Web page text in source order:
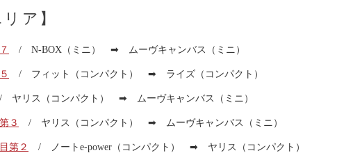
ア】
/ N-BOX（ミニ） ➡ ムーヴキャンバス（ミニ）
/ フィット（コンパクト） ➡ ライズ（コンパクト）
リス（コンパクト） ➡ ムーヴキャンバス（ミニ）
３ / ヤリス（コンパクト） ➡ ムーヴキャンバス（ミニ）
第２ / ノートe-power（コンパクト） ➡ ヤリス（コンパクト）